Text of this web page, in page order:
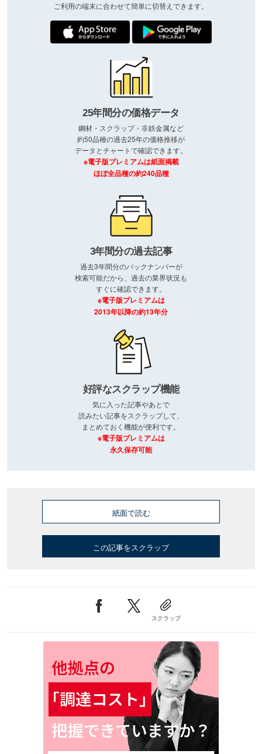
ご利用の端末に合わせて簡単に切替えできます。
25年間分の価格データ
鋼材・スクラップ・非鉄金属など
約50品種の過去25年の価格推移が
データとチャートで確認できます。
※電子版プレミアムは紙面掲載
ほぼ全品種の約240品種
3年間分の過去記事
過去3年間分のバックナンバーが
検索可能だから、過去の業界状況も
すぐに確認できます。
※電子版プレミアムは
2013年以降の約13年分
好評なスクラップ機能
気に入った記事やあとで
読みたい記事をスクラップして、
まとめておく機能が便利です。
※電子版プレミアムは
永久保存可能
紙面で読む
この記事をスクラップ
スクラップ